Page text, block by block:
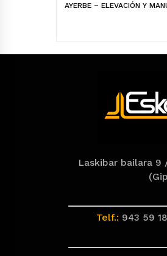
AYERBE – ELEVACIÓN Y
Laskibar bailara 9
Telf.: 943 59